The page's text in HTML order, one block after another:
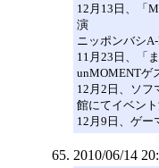
12月13日、「
演
ニッポンバシ
11月23日、「
unMOMENTゲ
12月2日、ソフ
館にてイベン
12月9日、ゲー
2010/06/14